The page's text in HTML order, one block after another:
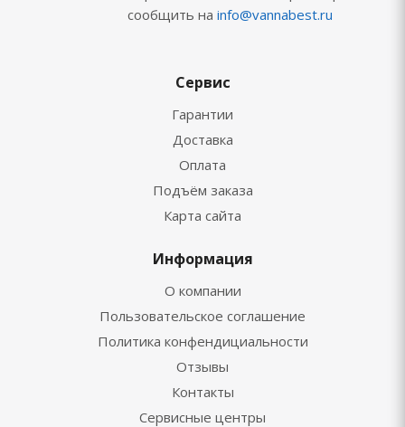
сообщить на info@vannabest.ru
Сервис
Гарантии
Доставка
Оплата
Подъём заказа
Карта сайта
Информация
О компании
Пользовательское соглашение
Политика конфендициальности
Отзывы
Контакты
Сервисные центры